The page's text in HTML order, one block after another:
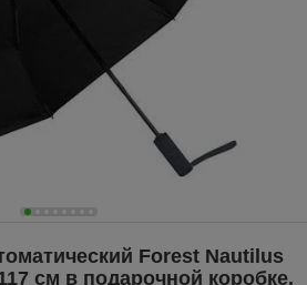
Forest Nautilus
см в подарочной коробке,